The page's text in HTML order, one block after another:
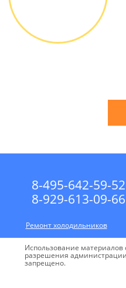
8-495-642-59-52
8-929-613-09-66
Ремонт холодильников
Использование материалов
разрешения
запрещено.